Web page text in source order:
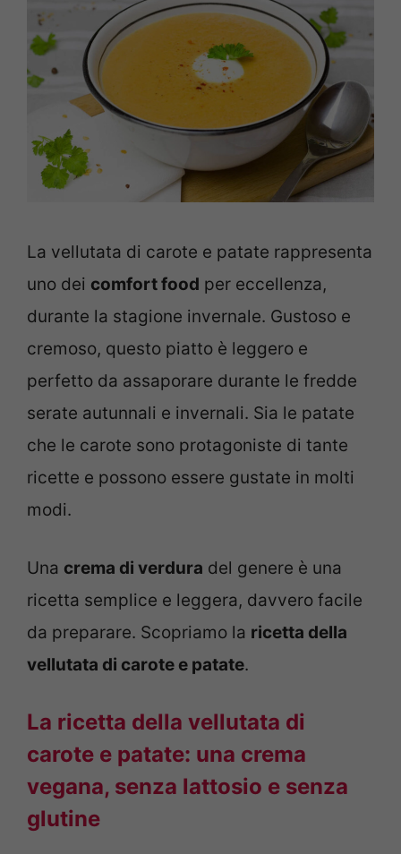
La vellutata di carote e patate rappresenta
uno dei comfort food per eccellenza,
durante la stagione invernale. Gustoso e
cremoso, questo piatto è leggero e
perfetto da assaporare durante le fredde
serate autunnali e invernali. Sia le patate
che le carote sono protagoniste di tante
ricette e possono essere gustate in molti
modi.
Una crema di verdura del genere è una
ricetta semplice e leggera, davvero facile
da preparare. Scopriamo la ricetta della
vellutata di carote e patate.
La ricetta della vellutata di
carote e patate: una crema
vegana, senza lattosio e senza
glutine